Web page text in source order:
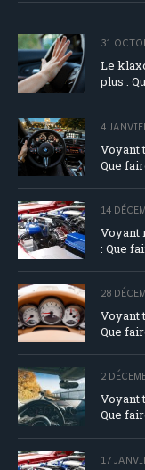
31
Le
plus :
4
Voyant
Que
14
Voyant
: Que
28
Voyant
Que
2
Voyant
Que
17